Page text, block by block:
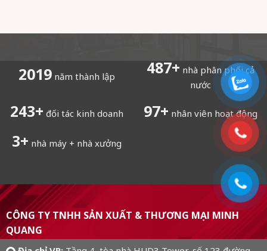
2019 năm thành lập 498+ nhà phân phối cả
nước
249+ đối tác kinh doanh 100+nhân viên hoạt
CÔNG TY TNHH SẢN XUẤT & THƯƠNG MẠI MINH
QUANG